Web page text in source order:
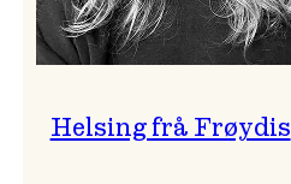
Helsing frå Frøydis